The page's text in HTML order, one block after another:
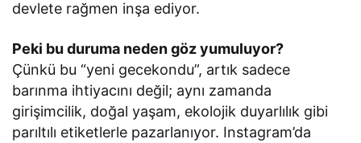
devlete rağmen inşa ediyor.
Peki bu duruma neden göz yumuluyor?
Çünkü bu “yeni gecekondu”, artık sadece
barınma ihtiyacını değil; aynı zamanda
girişimcilik, doğal yaşam, ekolojik duyarlılık gibi
parıltılı etiketlerle pazarlanıyor. Instagram’da